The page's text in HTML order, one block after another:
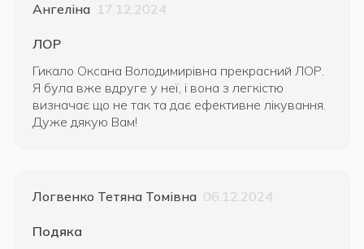
Ангеліна 17.12.2024
ЛОР
Гикало Оксана Володимирівна прекрасний ЛОР.
Я була вже вдруге у неї, і вона з легкістю
визначає що не так та дає ефективне лікування.
Дуже дякую Вам!
Логвенко Тетяна Томівна 06.12.2024
Подяка